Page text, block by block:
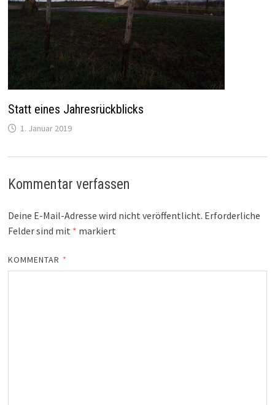
Statt eines Jahresrückblicks
1. Januar 2019
Kommentar verfassen
Deine E-Mail-Adresse wird nicht veröffentlicht. Erforderliche
Felder sind mit * markiert
KOMMENTAR *